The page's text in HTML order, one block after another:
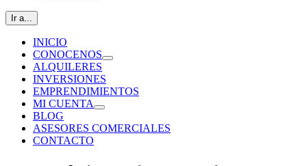
Ir a...
INICIO
CONOCENOS
ALQUILERES
INVERSIONES
EMPRENDIMIENTOS
MI CUENTA
BLOG
ASESORES COMERCIALES
CONTACTO